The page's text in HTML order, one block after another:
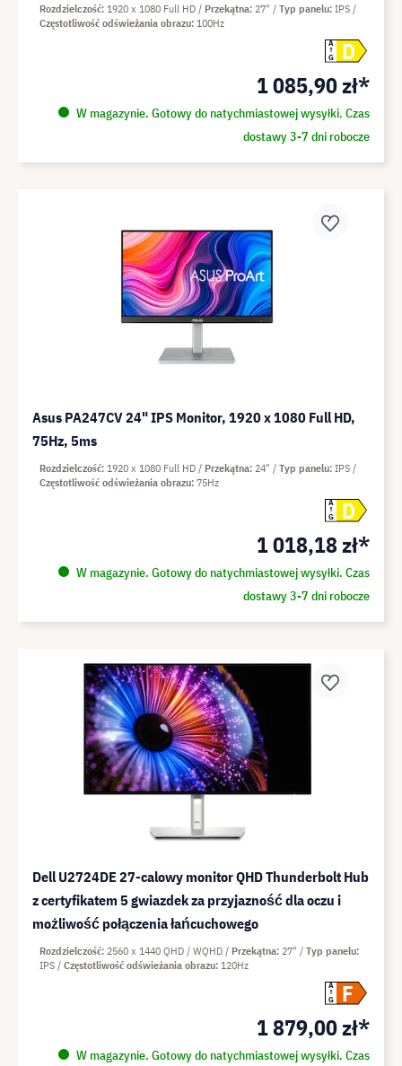
A
G
D
1 085,90 zł*
W magazynie. Gotowy do natychmiastowej wysyłki. Czas
dostawy 3-7 dni robocze
Rozdzielczość 1920 x 1080 Full HD Przekątna 27" Typ panelu IPS
Częstotliwość odświeżania obrazu 100Hz
Asus PA247CV 24" IPS Monitor, 1920 x 1080 Full HD,
75Hz, 5ms
A
G
D
1 018,18 zł*
W magazynie. Gotowy do natychmiastowej wysyłki. Czas
dostawy 3-7 dni robocze
Rozdzielczość 1920 x 1080 Full HD Przekątna 24" Typ panelu IPS
Częstotliwość odświeżania obrazu 75Hz
Dell U2724DE 27-calowy monitor QHD Thunderbolt Hub
z certyfikatem 5 gwiazdek za przyjazność dla oczu i
możliwość połączenia łańcuchowego
A
G
F
1 879,00 zł*
W magazynie. Gotowy do natychmiastowej wysyłki. Czas
Rozdzielczość 2560 x 1440 QHD / WQHD Przekątna 27"
Typ panelu
IPS
Częstotliwość odświeżania obrazu 120Hz